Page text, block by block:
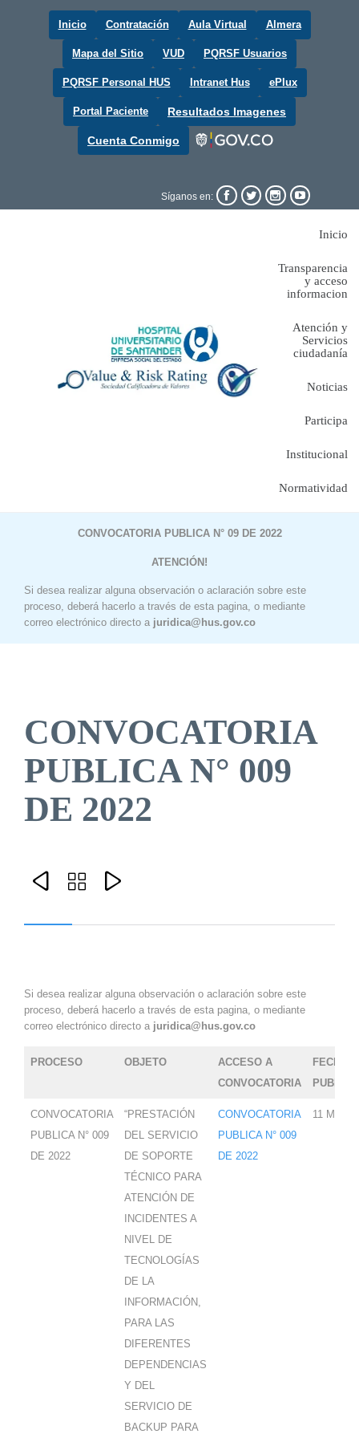
Inicio Contratación Aula Virtual Almera
Mapa del Sitio VUD PQRSF Usuarios
PQRSF Personal HUS Intranet Hus ePlux
Portal Paciente Resultados Imagenes
Cuenta Conmigo
Síganos en:    
Inicio
Transparencia
y acceso
informacion
Atención y
Servicios
ciudadanía
Noticias
Participa
Institucional
Normatividad
CONVOCATORIA PUBLICA N° 09 DE 2022
ATENCIÓN!
Si desea realizar alguna observación o aclaración sobre este
proceso, deberá hacerlo a través de esta pagina, o mediante
correo electrónico directo a juridica@hus.gov.co
CONVOCATORIA
PUBLICA N° 009
DE 2022
  
Si desea realizar alguna observación o aclaración sobre este
proceso, deberá hacerlo a través de esta pagina, o mediante
correo electrónico directo a juridica@hus.gov.co
PROCESO OBJETO
ACCESO A
CONVOCATORIA
FECHA
CONVOCATORIA
PUBLICA N° 009
DE 2022
“PRESTACIÓN
DEL SERVICIO
DE SOPORTE
TÉCNICO PARA
ATENCIÓN DE
INCIDENTES A
NIVEL DE
TECNOLOGÍAS
DE LA
INFORMACIÓN,
PARA LAS
DIFERENTES
DEPENDENCIAS
Y DEL
SERVICIO DE
BACKUP PARA
CONVOCATORIA
PUBLICA N° 009
DE 2022
11 Marzo